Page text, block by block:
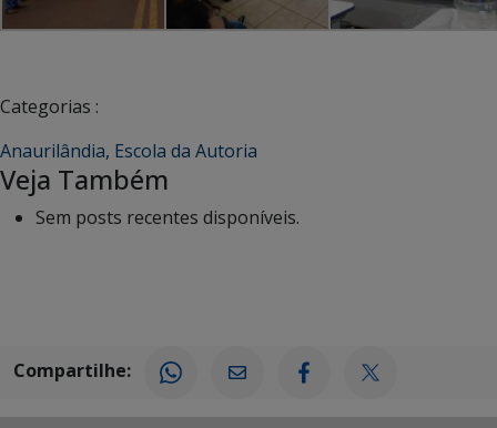
Categorias :
Anaurilândia, Escola da Autoria
Veja Também
Sem posts recentes disponíveis.
Compartilhe: